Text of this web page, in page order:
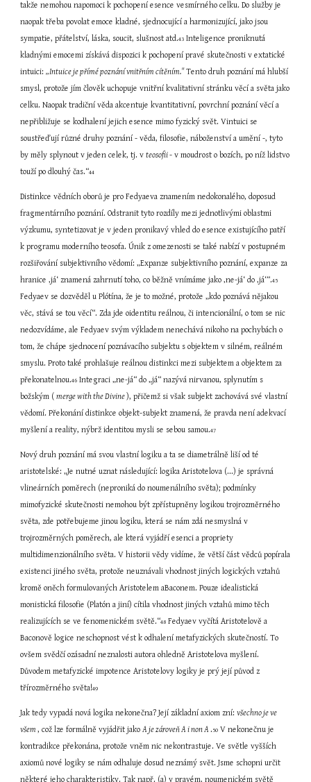
takže nemohou napomoci k pochopení esence vesmírného celku. Do služby je
naopak třeba povolat emoce kladné, sjednocující a harmonizující, jako jsou
sympatie, přátelství, láska, soucit, slušnost atd.43 Inteligence proniknutá
kladnými emocemi získává dispozici k pochopení pravé skutečnosti v extatické
intuici: „Intuice je přímé poznání vnitřním cítěním." Tento druh poznání má hlubší
smysl, protože jím člověk uchopuje vnitřní kvalitativní stránku věcí a světa jako
celku. Naopak tradiční věda akcentuje kvantitativní, povrchní poznání věcí a
nepřibližuje se kodhalení jejich esence mimo fyzický svět. Vintuici se
soustřeďují různé druhy poznání - věda, filosofie, náboženství a umění -, tyto
by měly splynout v jeden celek, tj. v teosofii - v moudrost o bozích, po níž lidstvo
touží po dlouhý čas.“44
Distinkce vědních oborů je pro Fedyaeva znamením nedokonalého, doposud
fragmentárního poznání. Odstranit tyto rozdíly mezi jednotlivými oblastmi
výzkumu, syntetizovat je v jeden pronikavý vhled do esence existujícího patří
k programu moderního teosofa. Únik z omezenosti se také nabízí v postupném
rozšiřování subjektivního vědomí: „Expanze subjektivního poznání, expanze za
hranice ‚já‘ znamená zahrnutí toho, co běžně vnímáme jako ‚ne-já‘ do ‚já‘“.45
Fedyaev se dozvěděl u Plótína, že je to možné, protože „kdo poznává nějakou
věc, stává se tou věcí“. Zda jde oidentitu reálnou, či intencionální, o tom se nic
nedozvídáme, ale Fedyaev svým výkladem nenechává nikoho na pochybách o
tom, že chápe sjednocení poznávacího subjektu s objektem v silném, reálném
smyslu. Proto také prohlašuje reálnou distinkci mezi subjektem a objektem za
překonatelnou.46 Integraci „ne-já“ do „já“ nazývá nirvanou, splynutím s
božským ( merge with the Divine ), přičemž si však subjekt zachovává své vlastní
vědomí. Překonání distinkce objekt-subjekt znamená, že pravda není adekvací
myšlení a reality, nýbrž identitou mysli se sebou samou.47
Nový druh poznání má svou vlastní logiku a ta se diametrálně liší od té
aristotelské: „Je nutné uznat následující: logika Aristotelova (...) je správná
vlineárních poměrech (neproniká do noumenálního světa); podmínky
mimofyzické skutečnosti nemohou být zpřístupněny logikou trojrozměrného
světa, zde potřebujeme jinou logiku, která se nám zdá nesmyslná v
trojrozměrných poměrech, ale která vyjádří esenci a propriety
multidimenzionálního světa. V historii vědy vidíme, že větší část vědců popírala
existenci jiného světa, protože neuznávali vhodnost jiných logických vztahů
kromě oněch formulovaných Aristotelem aBaconem. Pouze idealistická
monistická filosofie (Platón a jiní) cítila vhodnost jiných vztahů mimo těch
realizujících se ve fenomenickém světě.“48 Fedyaev vyčítá Aristotelově a
Baconově logice neschopnost vést k odhalení metafyzických skutečností. To
ovšem svědčí ozásadní neznalosti autora ohledně Aristotelova myšlení.
Důvodem metafyzické impotence Aristotelovy logiky je prý její původ z
třírozměrného světa!49
Jak tedy vypadá nová logika nekonečna? Její základní axiom zní: všechno je ve
všem , což lze formálně vyjádřit jako A je zároveň A i non A .50 V nekonečnu je
kontradikce překonána, protože vněm nic nekontrastuje. Ve světle vyšších
axiomů nové logiky se nám odhaluje dosud neznámý svět. Jsme schopni určit
některé jeho charakteristiky. Tak např. (a) v pravém, noumenickém světě